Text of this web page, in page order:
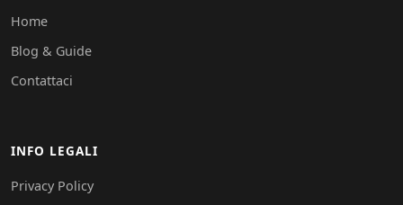
Home
Blog & Guide
Contattaci
INFO LEGALI
Privacy Policy